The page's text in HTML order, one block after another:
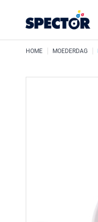
HOME MOEDERDAG